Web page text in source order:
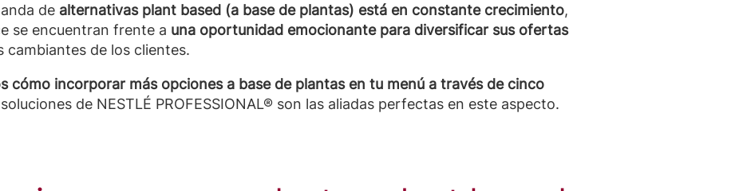
de alternativas plant based (a base de plantas) está en constante crecimiento,
se encuentran frente a una oportunidad emocionante para diversificar sus ofertas
cambiantes de los clientes.
cómo incorporar más opciones a base de plantas en tu menú a través de cinco
de NESTLÉ PROFESSIONAL® son las aliadas perfectas en este aspecto.